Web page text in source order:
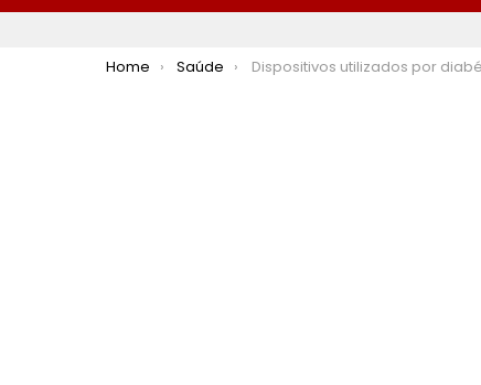
You are here:
Home Saúde Dispositivos utilizados por diabéticos são suspensos